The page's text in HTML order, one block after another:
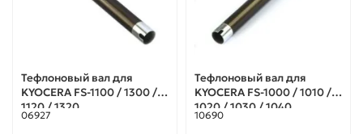
Тефлоновый вал для
KYOCERA FS-1100 / 1300 /
1120 / 1320
06927
Тефлоновый вал для
KYOCERA FS-1000 / 1010 /
1020 / 1030 / 1040
10690